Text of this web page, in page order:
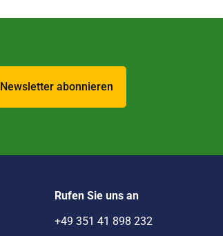
Newsletter abonnieren
Rufen Sie uns an
+49 351 41 898 232